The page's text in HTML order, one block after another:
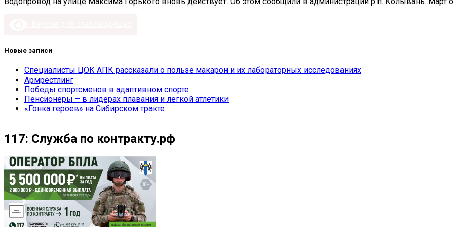
Новые записи
Специалисты ЦОК АПК рассказали о пользе макарон и их лабораторных исследованиях
Армрестлинг
Победы спортсменов в адаптивном спорте
Пенсионеры – в лидерах плавания и легкой атлетики
«Гонка героев» на Сибирском тракте
117: Служба по контракту.рф